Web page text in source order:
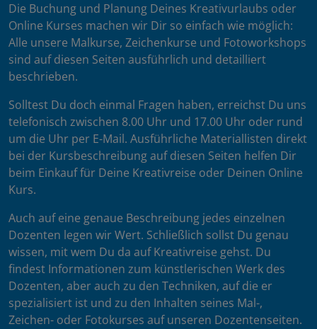
Die Buchung und Planung Deines Kreativurlaubs oder
Online Kurses machen wir Dir so einfach wie möglich:
Alle unsere Malkurse, Zeichenkurse und Fotoworkshops
sind auf diesen Seiten ausführlich und detailliert
beschrieben.
Solltest Du doch einmal Fragen haben, erreichst Du uns
telefonisch zwischen 8.00 Uhr und 17.00 Uhr oder rund
um die Uhr per E-Mail. Ausführliche Materiallisten direkt
bei der Kursbeschreibung auf diesen Seiten helfen Dir
beim Einkauf für Deine Kreativreise oder Deinen Online
Kurs.
Auch auf eine genaue Beschreibung jedes einzelnen
Dozenten legen wir Wert. Schließlich sollst Du genau
wissen, mit wem Du da auf Kreativreise gehst. Du
findest Informationen zum künstlerischen Werk des
Dozenten, aber auch zu den Techniken, auf die er
spezialisiert ist und zu den Inhalten seines Mal-,
Zeichen- oder Fotokurses auf unseren Dozentenseiten.